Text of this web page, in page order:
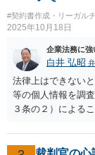
#契約書作成・リーガル
2025年10月18日
企業法務に強
白井 弘昭
法律上はできない
等の個人情報を調
３条の２）による
して質問をしても
どうか、質問をし